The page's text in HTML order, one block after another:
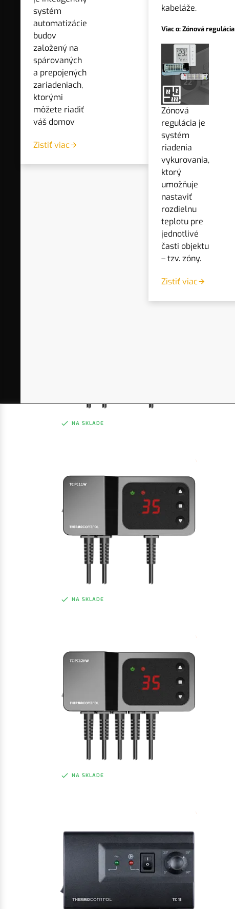
systém
automatizácie
budov
založený na
spárovaných
a prepojených
zariadeniach,
ktorými
môžete riadiť
váš domov
Zistiť viac
kabeláže.
Viac o: Zónová regulácia
Zónová
regulácia je
systém
riadenia
vykurovania,
ktorý
umožňuje
nastaviť
rozdielnu
teplotu pre
jednotlivé
časti objektu
– tzv. zóny.
Zistiť viac
PODĽA KATEGÓRIE
OD NAJLACNEJŠIEHO
OD NAJDRAHŠIEHO
PODĽA KATEGÓRIE
NA SKLADE
60,02 €
s DPH
NA SKLADE
65,44 €
s DPH
NA SKLADE
79,21 €
s DPH